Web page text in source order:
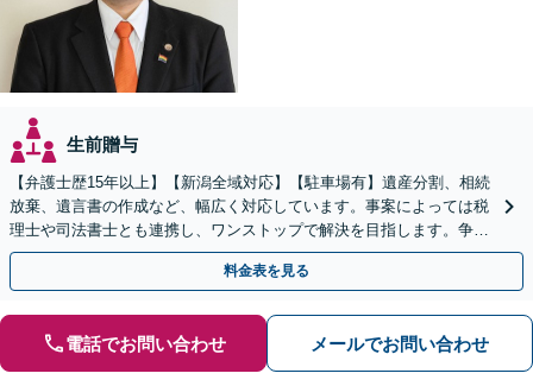
生前贈与
【弁護士歴15年以上】【新潟全域対応】【駐車場有】遺産分割、相続
放棄、遺言書の作成など、幅広く対応しています。事案によっては税
理士や司法書士とも連携し、ワンストップで解決を目指します。争い
を防ぐためにもぜひご相談ください。【分割払い可】
料金表を見る
電話でお問い合わせ メールでお問い合わせ